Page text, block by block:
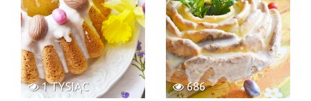
1 TYSIĄC 686